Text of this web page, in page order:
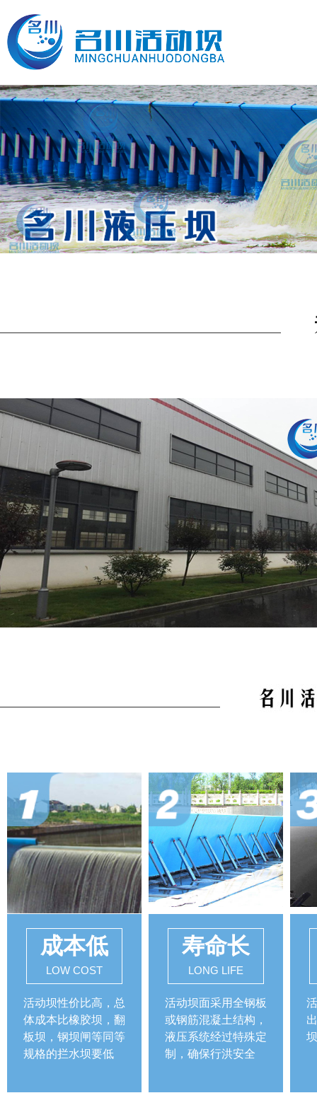
成本低
LOW COST
活动坝性价比高，总
体成本比橡胶坝，翻
板坝，钢坝闸等同等
规格的拦水坝要低
寿命长
LONG LIFE
活动坝面采用全钢板
或钢筋混凝土结构，
液压系统经过特殊定
制，确保行洪安全